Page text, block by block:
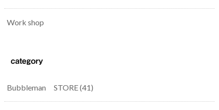
Work shop
category
Bubbleman STORE(41)